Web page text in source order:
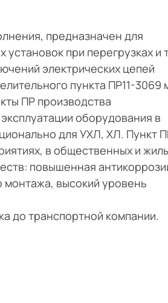
предназначен для
при перегрузках и
электрических цепей
пункта ПР11-3069
ПР производства
оборудования в
для УХЛ, ХЛ. Пункт
в общественных и
повышенная
монтажа, высокий уровень
до транспортной компании.